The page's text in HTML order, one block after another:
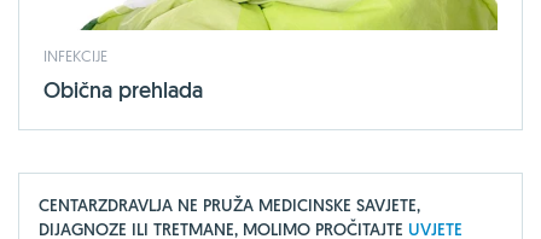
INFEKCIJE
Obična prehlada
CENTARZDRAVLJA NE PRUŽA MEDICINSKE SAVJETE,
DIJAGNOZE ILI TRETMANE, MOLIMO PROČITAJTE UVJETE